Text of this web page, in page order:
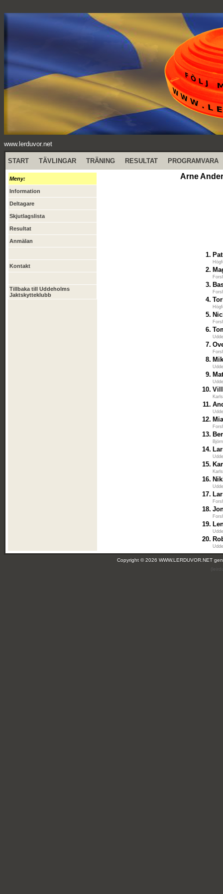
www.lerduvor.net
START TÄVLINGAR TRÄNING RESULTAT PROGRAMVARA
Meny:
Information
Deltagare
Skjutlagslista
Resultat
Anmälan
Kontakt
Tillbaka till Uddeholms
Jaktskytteklubb
Arne
1.
2.
3.
4.
5.
6.
7.
8.
9.
10.
11.
12.
13.
14.
15.
16.
17.
18.
19.
20.
Copyright © 2026 WWW.LERDUVOR.NET